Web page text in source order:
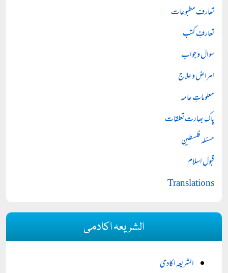
تعارف مطبوعات
تعارفِ کتب
سوال و جواب
امراض و علاج
معلوماتِ عامہ
پاک بھارت تعلقات
مسئلہ فلسطین
قبولِ اسلام
Translations
الشریعہ اکادمی
الشریعہ اکادمی